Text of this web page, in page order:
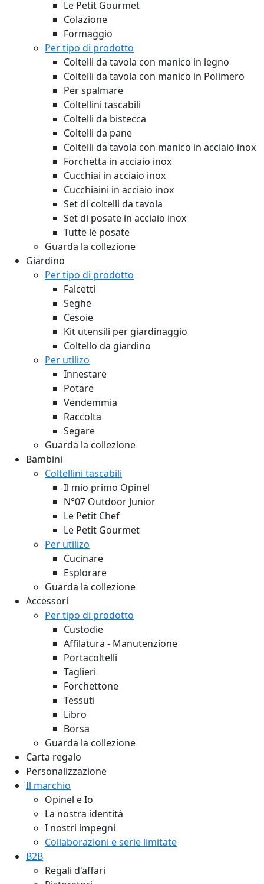
Le Petit Gourmet
Colazione
Formaggio
Per tipo di prodotto
Coltelli da tavola con manico in legno
Coltelli da tavola con manico in Polimero
Per spalmare
Coltellini tascabili
Coltelli da bistecca
Coltelli da pane
Coltelli da tavola con manico in acciaio inox
Forchetta in acciaio inox
Cucchiai in acciaio inox
Cucchiaini in acciaio inox
Set di coltelli da tavola
Set di posate in acciaio inox
Tutte le posate
Guarda la collezione
Giardino
Per tipo di prodotto
Falcetti
Seghe
Cesoie
Kit utensili per giardinaggio
Coltello da giardino
Per utilizo
Innestare
Potare
Vendemmia
Raccolta
Segare
Guarda la collezione
Bambini
Coltellini tascabili
Il mio primo Opinel
N°07 Outdoor Junior
Le Petit Chef
Le Petit Gourmet
Per utilizo
Cucinare
Esplorare
Guarda la collezione
Accessori
Per tipo di prodotto
Custodie
Affilatura - Manutenzione
Portacoltelli
Taglieri
Forchettone
Tessuti
Libro
Borsa
Guarda la collezione
Carta regalo
Personalizzazione
Il marchio
Opinel e Io
La nostra identità
I nostri impegni
Collaborazioni e serie limitate
B2B
Regali d'affari